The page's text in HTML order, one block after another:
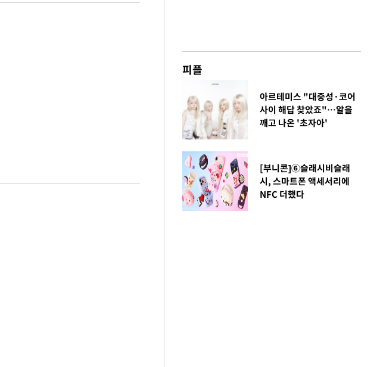
피플
아르테미스 "대중성·코어
사이 해답 찾았죠"…알을
깨고 나온 '초자아'
[부니콘]⑥슬래시비슬래
시, 스마트폰 액세서리에
NFC 더했다